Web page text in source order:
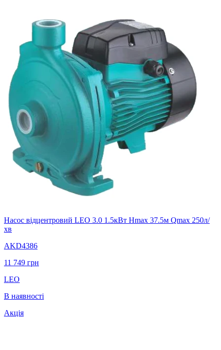
Насос відцентровий LEO 3.0 1.5кВт Hmax 37.5м Qmax 250л/
хв
AKD4386
11 749 грн
LEO
В наявності
Акція